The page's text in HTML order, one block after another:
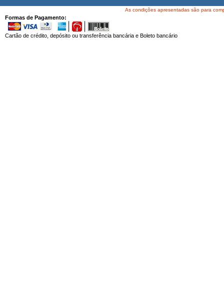
As condições apresentadas são para
Formas de Pagamento:
Cartão de crédito, depósito ou transferência bancária e Boleto bancário